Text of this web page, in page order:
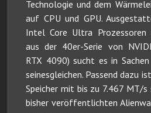
Technologie und dem
auf CPU und GPU.
Intel Core Ultra Prozessoren
aus der 40er-Serie von
RTX 4090) sucht es in
seinesgleichen. Passend dazu
Speicher mit bis zu 7.467 MT/
bisher veröffentlichten